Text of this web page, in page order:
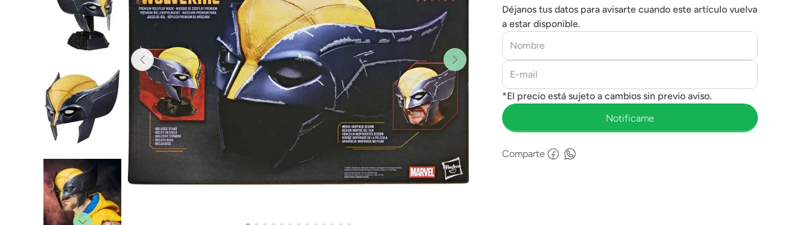
Muñecas
Construcción
Vehículos y Pistas
Déjanos tus datos para avisarte cuando este artículo vuelva
a estar disponible.
Comparte